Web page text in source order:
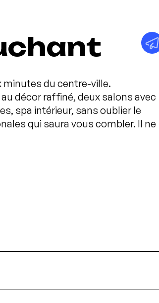
minutes du centre-ville.
décor raffiné, deux salons avec
spa intérieur, sans oublier le
qui saura vous combler. Il ne